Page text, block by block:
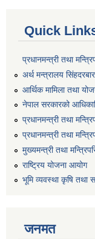
Quick
प्रधानमन्त्री तथा
अर्थ मन्त्रालय
आर्थिक मामिला तथा
नेपाल सरकारको
प्रधानमन्त्री तथा
प्रधानमन्त्री तथा
मुख्यमन्त्री तथा
राष्ट्रिय योजना आयोग
भूमि व्यवस्था कृषि तथा
जनमत